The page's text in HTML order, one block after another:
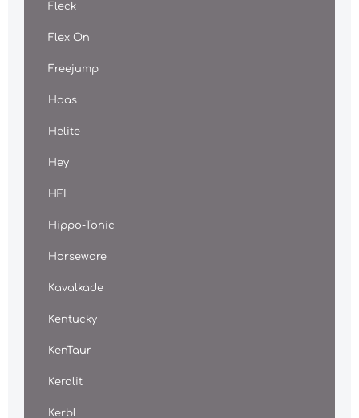
Fleck
Flex On
Freejump
Haas
Helite
Hey
HFI
Hippo-Tonic
Horseware
Kavalkade
Kentucky
KenTaur
Keralit
Kerbl